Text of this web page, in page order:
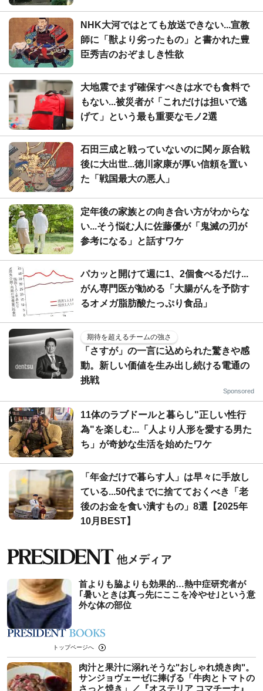
NHK大河ではとても放送できない...宣教
師に「獣より劣ったもの」と書かれた豊
臣秀吉のおぞましき性欲
大地震でまず確保すべきは水でも食料で
もない...被災者が「これだけは担いで逃
げて」という最も重要なモノ2選
石田三成と戦っていないのに関ヶ原合戦
後に大出世...徳川家康が厚い信頼を置い
た「戦国最大の悪人」
定年後の家族との向き合い方がわからな
い...そう悩む人に佐藤優が「鬼滅の刃が
参考になる」と話すワケ
パカッと開けて週に1、2個食べるだけ...
がん専門医が勧める「大腸がんを予防す
るオメガ脂肪酸たっぷり食品」
期待を超えるチームの強さ
「さすが」の一言に込められた驚きや感
動。新しい価値を生み出し続ける電通の
挑戦
Sponsored
11体のラブドールと暮らし"正しい性行
為"を楽しむ...「人より人形を愛する男た
ち」が奇妙な生活を始めたワケ
「年金だけで暮らす人」は早々に手放し
ている...50代までに捨てておくべき「老
後のお金を食い潰すもの」8選【2025年
10月BEST】
首よりも脇よりも効果的…熱中症研究者が
｢暑いときは真っ先にここを冷やせ｣という意
外な体の部位
トップページへ
肉汁と果汁に溺れそうな"おしゃれ焼き肉"。
サンジョヴェーゼに捧げる「牛肉とトマトの
さっと焼き」／『オステリア コマチーナ』